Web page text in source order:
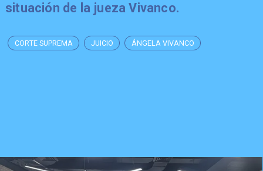
situación de la jueza Vivanco.
CORTE SUPREMA JUICIO ÁNGELA VIVANCO